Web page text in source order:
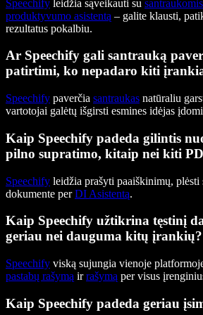
Speechify leidžia sąveikauti su santraukomis
produktyvumo asistentą – galite klausti,
rezultatus pokalbiu.
Ar Speechify gali santrauką
patirtimi, ko nepadaro kiti
Speechify paverčia santraukas natūraliu
vartotojai galėtų išgirsti esmines idėjas
Kaip Speechify padeda gilintis
pilno supratimo, kitaip nei kiti
Speechify leidžia prašyti paaiškinimų,
dokumente perDI Asistentą.
Kaip Speechify užtikrina tęstinį
geriau nei dauguma kitų įrankių?
Speechify viską sujungia vienoje
pastabų rašymą irrašymą per visus
Kaip Speechify padeda geriau